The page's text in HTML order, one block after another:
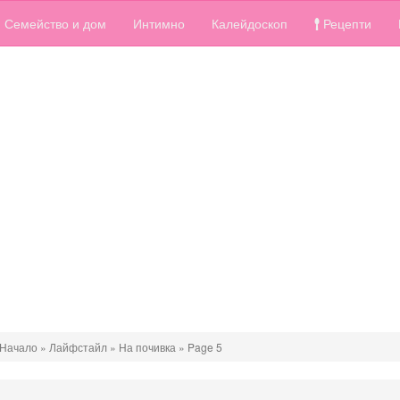
Семейство и дом Интимно Калейдоскоп Рецепти
Начало » Лайфстайл » На почивка » Page 5